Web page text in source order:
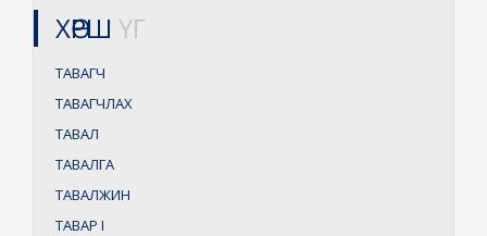
ХӨРШ ҮГ
ТАВАГЧ
ТАВАГЧЛАХ
ТАВАЛ
ТАВАЛГА
ТАВАЛЖИН
ТАВАР I